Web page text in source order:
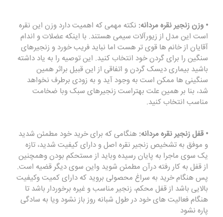
• وزن زنجیر نقره مردانه: نکته مهمی که اهمیت دارد وزن این نقره
است این مدل از زیورآلات سیمی هستند. با اینکه عضلات و اندام
آقایان از خانم ها قوی تر هست اما نباید فریب خورد و زنجیرهای
سنگین را برای گردن خود انتخاب کنید. این توصیه را به یاد داشته
باشید بیماری دیسک گردن و اتفاقی از این قبیل براثر همین
سنگینی ها ممکن است به وجود آید و به زودی برطرف نخواهد
شد، بنا بر همین علت بهتراست زنجیرهای سبک وبا ضخامت
مناسب انتخاب کنید.
• قفل زنجیر نقره مردانه: هنگامی که برای خرید خود مطمئن شدید
و موفق به تشخیص زنجیر نقره اصل و دارای کیفیت شدید، تازه
یک سوی ماجرا به پایان رسیده وباید از مستحکم بودن وهمچنین
از قفل به کار رفته درآن مطمئن شوید واین سوی دیگر قضیه است.
پس هنگام خرید به سراغ محصولی بروید که دارای کمیت وکیفیت
بالایی باشد از قفل محکم، زنجیر مناسب و غیره برخوردار باشد تا
هنگام فعالیت های خود در طول شبانه روز باز نشود ویا به سادگی
پاره نشود